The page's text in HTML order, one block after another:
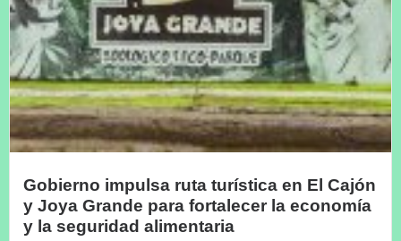
Gobierno impulsa ruta turística en El Cajón
y Joya Grande para fortalecer la economía
y la seguridad alimentaria